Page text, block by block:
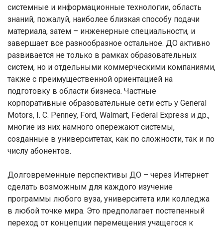
системные и информационные технологии, область
знаний, пожалуй, наиболее близкая способу подачи
материала, затем – инженерные специальности, и
завершает все разнообразное остальное. ДО активно
развивается не только в рамках образовательных
систем, но и отдельными коммерческими компаниями,
также с преимущественной ориентацией на
подготовку в области бизнеса. Частные
корпоративные образовательные сети есть у General
Motors, I. C. Penney, Ford, Walmart, Federal Express и др.,
многие из них намного опережают системы,
созданные в университетах, как по сложности, так и по
числу абонентов.
Долговременные перспективы ДО – через Интернет
сделать возможным для каждого изучение
программы любого вуза, университета или колледжа
в любой точке мира. Это предполагает постепенный
переход от концепции перемещения учащегося к